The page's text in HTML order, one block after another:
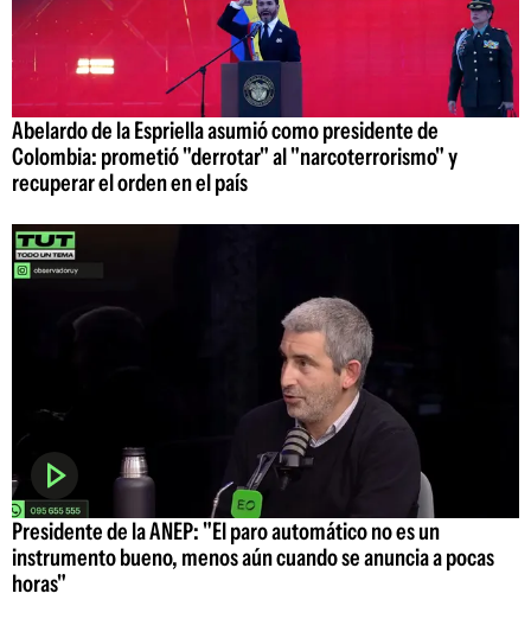
Abelardo de la Espriella asumió como presidente de
Colombia: prometió "derrotar" al "narcoterrorismo" y
recuperar el orden en el país
Presidente de la ANEP: "El paro automático no es un
instrumento bueno, menos aún cuando se anuncia a pocas
horas"